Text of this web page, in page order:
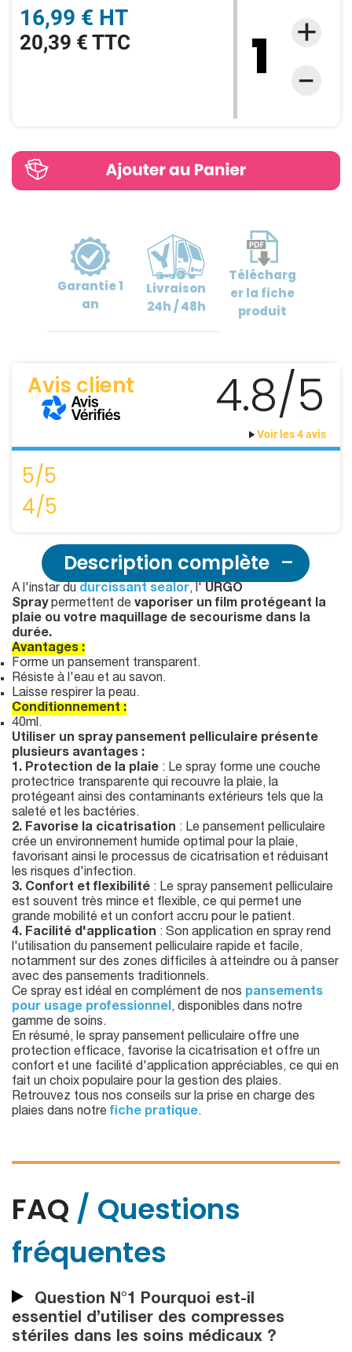
16,99 € HT
20,39 € TTC
Garantie1
an
Livraison
24h / 48h
Télécharg
erla fiche
produit
Avis client 4.8/5
Voir les 4 avis
5/5
4/5
Description complète
A l'instar du durcissant sealor, l' URGO
Spray permettent de vaporiser un film protégeant la
plaie ou votre maquillage de secourisme dans la
durée.
Avantages :
Forme un pansement transparent.
Résiste à l'eau et au savon.
Laisse respirer la peau.
Conditionnement :
40ml.
Utiliser un spray pansement pelliculaire présente
plusieurs avantages :
1. Protection de la plaie : Le spray forme une couche
protectrice transparente qui recouvre la plaie, la
protégeant ainsi des contaminants extérieurs tels que la
saleté et les bactéries.
2. Favorise la cicatrisation : Le pansement pelliculaire
crée un environnement humide optimal pour la plaie,
favorisant ainsi le processus de cicatrisation et réduisant
les risques d'infection.
3. Confort et flexibilité : Le spray pansement pelliculaire
est souvent très mince et flexible, ce qui permet une
grande mobilité et un confort accru pour le patient.
4. Facilité d'application : Son application en spray rend
l'utilisation du pansement pelliculaire rapide et facile,
notamment sur des zones difficiles à atteindre ou à panser
avec des pansements traditionnels.
Ce spray est idéal en complément de nos pansements
pour usage professionnel, disponibles dans notre
gamme de soins.
En résumé, le spray pansement pelliculaire offre une
protection efficace, favorise la cicatrisation et offre un
confort et une facilité d'application appréciables, ce qui en
fait un choix populaire pour la gestion des plaies.
Retrouvez tous nos conseils sur la prise en charge des
plaies dans notre fiche pratique.
FAQ / Questions
fréquentes
Question N°1 Pourquoi est-il
essentiel d’utiliser des compresses
stériles dans les soins médicaux ?